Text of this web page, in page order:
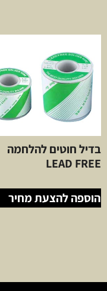
בדיל חוטים להלחמה
LEAD FREE
הוספה להצעת מחיר